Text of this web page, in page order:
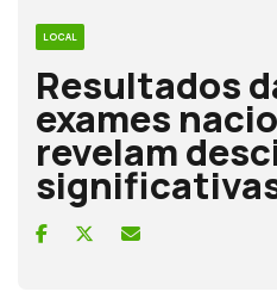
LOCAL
Resultados
exames
revelam